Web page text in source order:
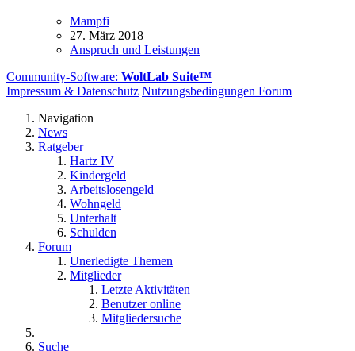
Mampfi
27. März 2018
Anspruch und Leistungen
Community-Software: WoltLab Suite™
Impressum & Datenschutz Nutzungsbedingungen Forum
Navigation
News
Ratgeber
Hartz IV
Kindergeld
Arbeitslosengeld
Wohngeld
Unterhalt
Schulden
Forum
Unerledigte Themen
Mitglieder
Letzte Aktivitäten
Benutzer online
Mitgliedersuche
Suche